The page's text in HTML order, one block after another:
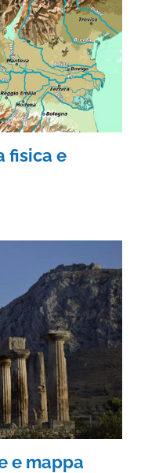
fisica e
e mappa